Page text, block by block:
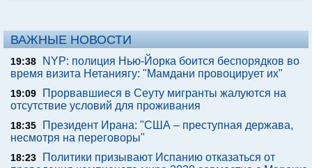
ВАЖНЫЕ НОВОСТИ
19:38
NYP: полиция Нью-Йорка боится беспорядков во
время визита Нетаниягу: "Мамдани провоцирует их"
19:09
Прорвавшиеся в Сеуту мигранты жалуются на
отсутствие условий для проживания
18:35
Президент Ирана: "США – преступная держава,
несмотря на переговоры"
18:23
Политики призывают Испанию отказаться от